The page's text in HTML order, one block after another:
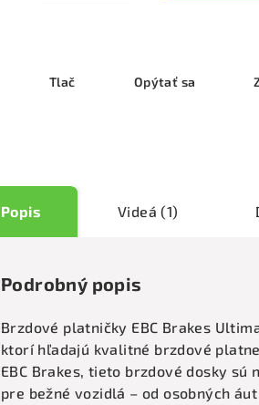
Tlač Opýtať sa
Popis Videá (1)
Podrobný popis
Brzdové platničky EBC Brakes
ktorí hľadajú kvalitné brzdové
EBC Brakes, tieto brzdové dosky
pre bežné vozidlá – od osobných